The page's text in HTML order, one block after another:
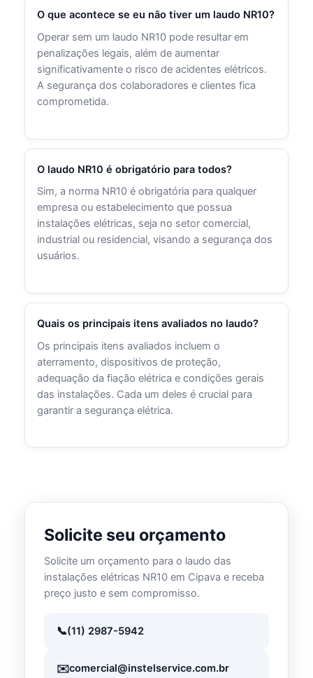
O que acontece se eu não tiver um laudo NR10?
Operar sem um laudo NR10 pode resultar em
penalizações legais, além de aumentar
significativamente o risco de acidentes elétricos.
A segurança dos colaboradores e clientes fica
comprometida.
O laudo NR10 é obrigatório para todos?
Sim, a norma NR10 é obrigatória para qualquer
empresa ou estabelecimento que possua
instalações elétricas, seja no setor comercial,
industrial ou residencial, visando a segurança dos
usuários.
Quais os principais itens avaliados no laudo?
Os principais itens avaliados incluem o
aterramento, dispositivos de proteção,
adequação da fiação elétrica e condições gerais
das instalações. Cada um deles é crucial para
garantir a segurança elétrica.
Solicite seu orçamento
Solicite um orçamento para o laudo das
instalações elétricas NR10 em Cipava e receba
preço justo e sem compromisso.
(11) 2987-5942
comercial@instelservice.com.br